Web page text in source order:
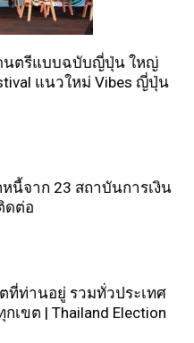
ดนตรีแบบฉบับญี่ปุ่น ใหญ่
แนวใหม่ Vibes ญี่ปุ่น
นี้จาก 23 สถาบันการเงิน
ดต่อ
ที่ท่านอยู่ รวมทั่วประเทศ
เขต | Thailand Election